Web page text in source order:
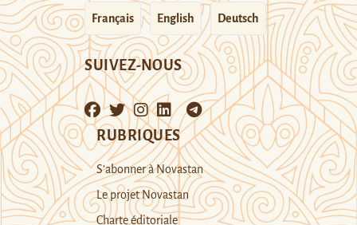
Français English Deutsch
SUIVEZ-NOUS
RUBRIQUES
S’abonner à Novastan
Le projet Novastan
Charte éditoriale